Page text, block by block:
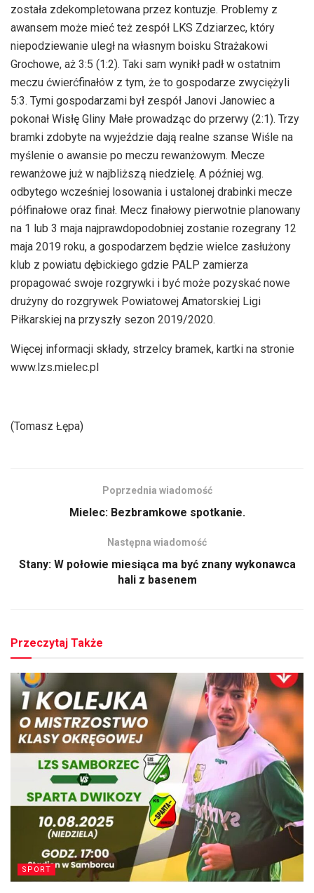
została zdekompletowana przez kontuzje. Problemy z
awansem może mieć też zespół LKS Zdziarzec, który
niepodziewanie uległ na własnym boisku Strażakowi
Grochowe, aż 3:5 (1:2). Taki sam wynikł padł w ostatnim
meczu ćwierćfinałów z tym, że to gospodarze zwyciężyli
5:3. Tymi gospodarzami był zespół Janovi Janowiec a
pokonał Wisłę Gliny Małe prowadząc do przerwy (2:1). Trzy
bramki zdobyte na wyjeździe dają realne szanse Wiśle na
myślenie o awansie po meczu rewanżowym. Mecze
rewanżowe już w najbliższą niedzielę. A później wg.
odbytego wcześniej losowania i ustalonej drabinki mecze
półfinałowe oraz finał. Mecz finałowy pierwotnie planowany
na 1 lub 3 maja najprawdopodobniej zostanie rozegrany 12
maja 2019 roku, a gospodarzem będzie wielce zasłużony
klub z powiatu dębickiego gdzie PALP zamierza
propagować swoje rozgrywki i być może pozyskać nowe
drużyny do rozgrywek Powiatowej Amatorskiej Ligi
Piłkarskiej na przyszły sezon 2019/2020.
Więcej informacji składy, strzelcy bramek, kartki na stronie
www.lzs.mielec.pl
(Tomasz Łępa)
Poprzednia wiadomość
Mielec: Bezbramkowe spotkanie.
Następna wiadomość
Stany: W połowie miesiąca ma być znany wykonawca
hali z basenem
Przeczytaj Także
SPORT